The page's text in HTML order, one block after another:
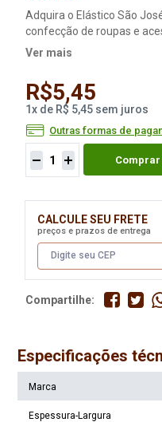
Adquira o Elástico São
confecção de roupas e
durabilidade às suas
Ver mais
R$5,45
1x de R$ 5,45 sem juros
Outras formas de
CALCULE SEU FRETE
preços e prazos de entrega
Compartilhe:
Especificações
Marca
Espessura-Largura